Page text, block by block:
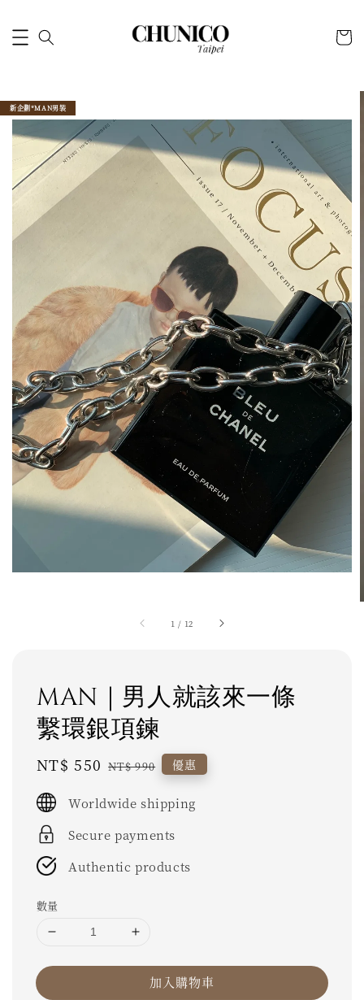
1 / 12
新企劃*MAN男裝
MAN｜男人就該來一條
繫環銀項鍊
Sale
NT$ 550 Regular
NT$ 990 優惠
Worldwide shipping
Secure payments
Authentic products
數量
加入購物車